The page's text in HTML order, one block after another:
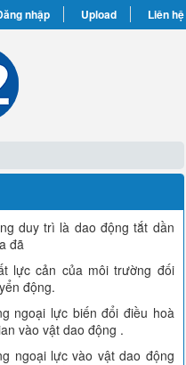
nhập Upload Liên hệ
duy trì là dao động tắt dần
đã
lực cản của môi trường đối
động.
ngoại lực biến đổi điều hoà
vào vật dao động .
ngoại lực vào vật dao động